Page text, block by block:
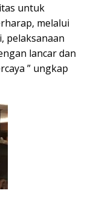
untuk
melalui
pelaksanaan
lancar dan
” ungkap